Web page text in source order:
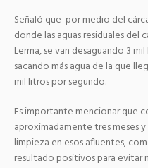
Señaló que por medio del
donde las aguas residuales del
Lerma, se van desaguando 3
sacando más agua de la que
mil litros por segundo.
Es importante mencionar que
aproximadamente tres meses
limpieza en esos afluentes,
resultado positivos para evitar